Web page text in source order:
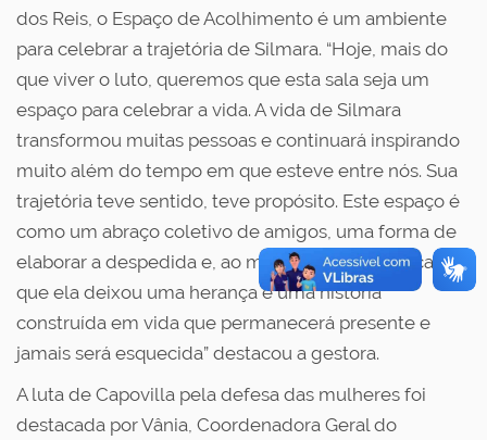
dos Reis, o Espaço de Acolhimento é um ambiente
para celebrar a trajetória de Silmara. “Hoje, mais do
que viver o luto, queremos que esta sala seja um
espaço para celebrar a vida. A vida de Silmara
transformou muitas pessoas e continuará inspirando
muito além do tempo em que esteve entre nós. Sua
trajetória teve sentido, teve propósito. Este espaço é
como um abraço coletivo de amigos, uma forma de
elaborar a despedida e, ao mesmo tempo, marcar
que ela deixou uma herança e uma história
construída em vida que permanecerá presente e
jamais será esquecida” destacou a gestora.
A luta de Capovilla pela defesa das mulheres foi
destacada por Vânia, Coordenadora Geral do